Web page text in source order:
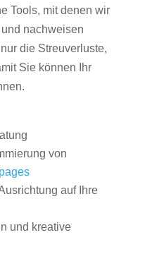
Tools, mit denen wir
nachweisen
die Streuverluste,
Sie können Ihr
von
auf Ihre
und kreative